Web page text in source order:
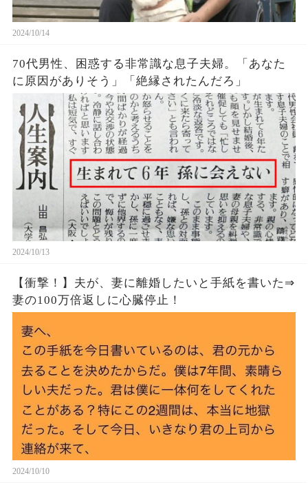
2024/10/14
70代男性、困惑する非常識な息子夫婦。「あなた
に原因がありそう」「絶縁されたんだろ」
2024/10/13
【衝撃！】夫が、妻に離婚したいと手紙を書いた⇒
妻の100万倍返しに心臓停止！
2024/10/10